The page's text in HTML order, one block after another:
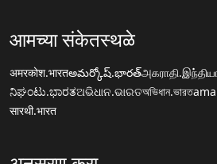
आमच्या संकेतस्थळे
अमरकोश.भारतఅమర్కోష్.భారత్
ನಿಘಂಟು.ಭಾರತଅଭିଧାନ.ଭାରତঅভিধান.ভারত
सारथी.भारत